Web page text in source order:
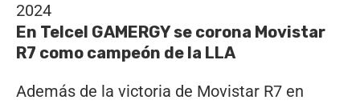
2024
En Telcel GAMERGY se corona Movistar
R7 como campeón de la LLA
Además de la victoria de Movistar R7 en